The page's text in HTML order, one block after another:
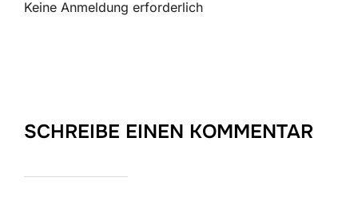
Keine Anmeldung erforderlich
SCHREIBE EINEN KOMMENTAR